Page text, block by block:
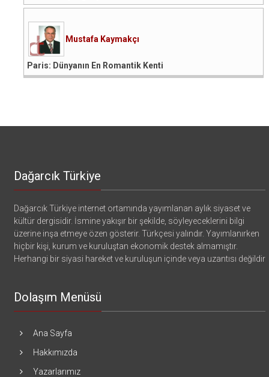
Mustafa Kaymakçı
Paris: Dünyanın En Romantik Kenti
Dağarcık Türkiye
Dağarcık Türkiye internet ortamında yayımlanan aylık siyaset ve
kültür dergisidir. İsmine yakışır bir şekilde, söyleyeceklerini bilgi
üzerine inşa etmeye özen gösterir. Türkçesi yalındır. Yayımlanırken
hiçbir kişi, kurum ve kuruluştan ekonomik destek almamıştır.
Herhangi bir siyasi hareket ve kuruluşun içinde veya uzantısı değildir
Dolaşım Menüsü
Ana Sayfa
Hakkımızda
Yazarlarımız